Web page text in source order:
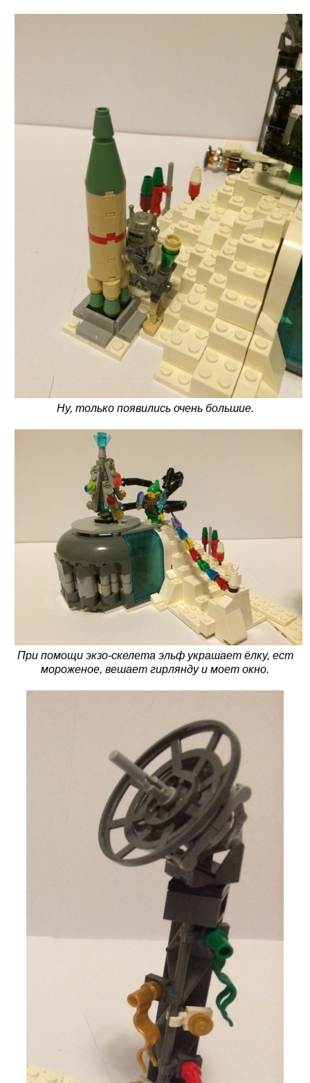
Ну, только появились очень большие.
При помощи экзо-скелета эльф украшает ёлку, ест
мороженое, вешает гирлянду и моет окно.